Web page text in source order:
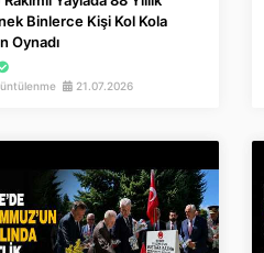
Binlerce Kişi Kol Kola
Oynadı
21.07.2026